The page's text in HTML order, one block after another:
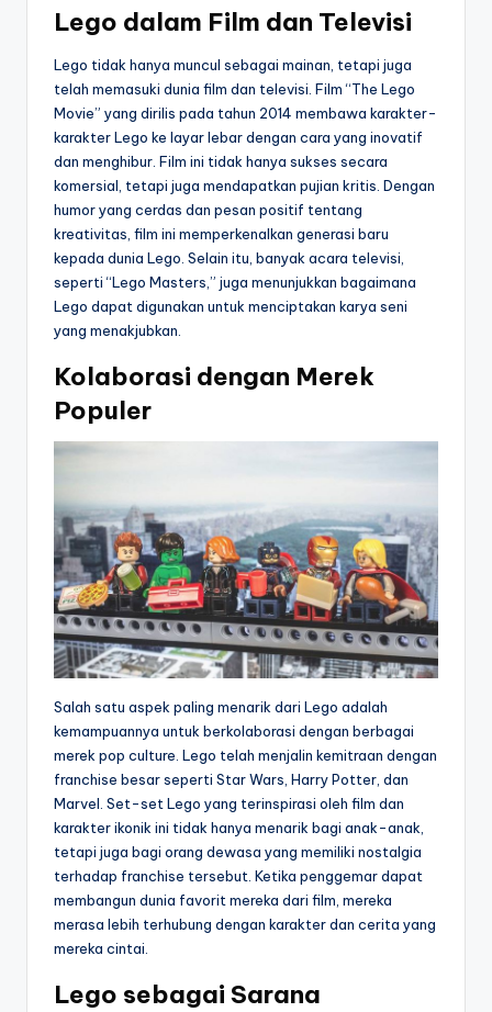
Lego dalam Film dan Televisi
Lego tidak hanya muncul sebagai mainan, tetapi juga
telah memasuki dunia film dan televisi. Film “The Lego
Movie” yang dirilis pada tahun 2014 membawa karakter-
karakter Lego ke layar lebar dengan cara yang inovatif
dan menghibur. Film ini tidak hanya sukses secara
komersial, tetapi juga mendapatkan pujian kritis. Dengan
humor yang cerdas dan pesan positif tentang
kreativitas, film ini memperkenalkan generasi baru
kepada dunia Lego. Selain itu, banyak acara televisi,
seperti “Lego Masters,” juga menunjukkan bagaimana
Lego dapat digunakan untuk menciptakan karya seni
yang menakjubkan.
Kolaborasi dengan Merek
Populer
Salah satu aspek paling menarik dari Lego adalah
kemampuannya untuk berkolaborasi dengan berbagai
merek pop culture. Lego telah menjalin kemitraan dengan
franchise besar seperti Star Wars, Harry Potter, dan
Marvel. Set-set Lego yang terinspirasi oleh film dan
karakter ikonik ini tidak hanya menarik bagi anak-anak,
tetapi juga bagi orang dewasa yang memiliki nostalgia
terhadap franchise tersebut. Ketika penggemar dapat
membangun dunia favorit mereka dari film, mereka
merasa lebih terhubung dengan karakter dan cerita yang
mereka cintai.
Lego sebagai Sarana